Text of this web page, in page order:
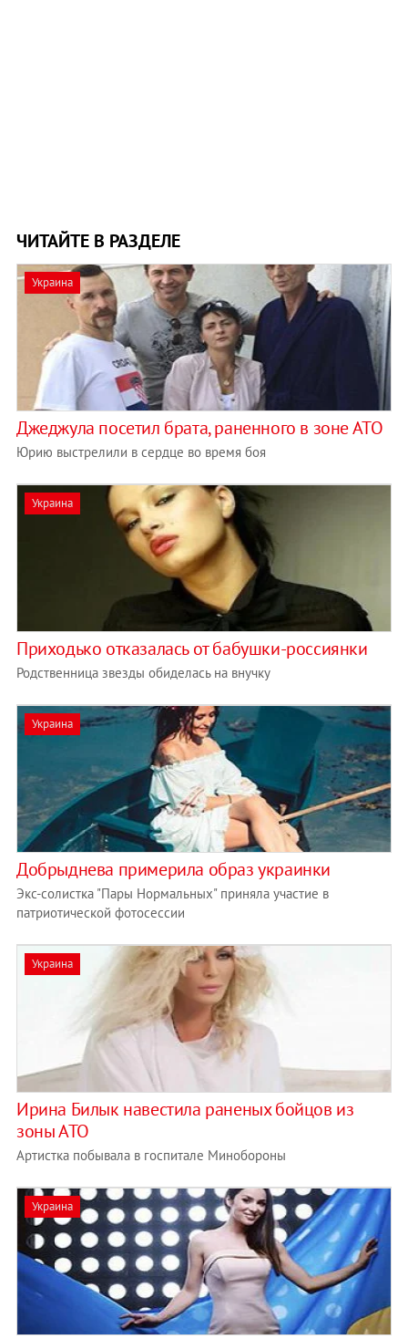
ЧИТАЙТЕ В РАЗДЕЛЕ
Украина
Джеджула посетил брата, раненного в зоне АТО
Юрию выстрелили в сердце во время боя
Украина
Приходько отказалась от бабушки-россиянки
Родственница звезды обиделась на внучку
Украина
Добрыднева примерила образ украинки
Экс-солистка "Пары Нормальных" приняла участие в
патриотической фотосессии
Украина
Ирина Билык навестила раненых бойцов из
зоны АТО
Артистка побывала в госпитале Минобороны
Украина